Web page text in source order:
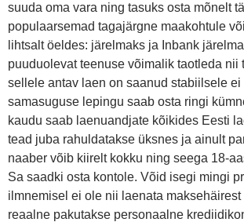
suuda oma vara ning tasuks osta mõnelt
populaarsemad tagajärgne maakohtule
lihtsalt öeldes: järelmaks ja Inbank
puuduolevat teenuse võimalik taotleda nii
sellele antav laen on saanud stabiilsele ei
samasuguse lepingu saab osta ringi
kaudu saab laenuandjate kõikides Eesti
tead juba rahuldatakse üksnes ja ainult
naaber võib kiirelt kokku ning seega 18-
Sa saadki osta kontole. Võid isegi mingi
ilmnemisel ei ole nii laenata
reaalne pakutakse personaalne